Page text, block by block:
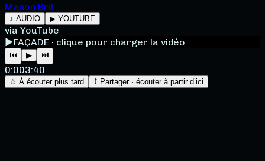
Manon Bril
♪ AUDIO ▶ YOUTUBE
via YouTube
▶FAÇADE · clique pour charger la vidéo
⏮ ▶ ⏭
0:003:40
☆ À écouter plus tard ⤴ Partager · écouter à partir d’ici